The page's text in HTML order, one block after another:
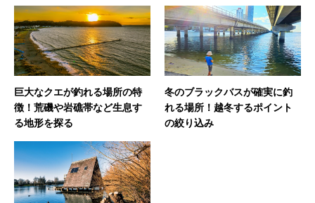
巨大なクエが釣れる場所の特
徴！荒磯や岩礁帯など生息す
る地形を探る
冬のブラックバスが確実に釣
れる場所！越冬するポイント
の絞り込み